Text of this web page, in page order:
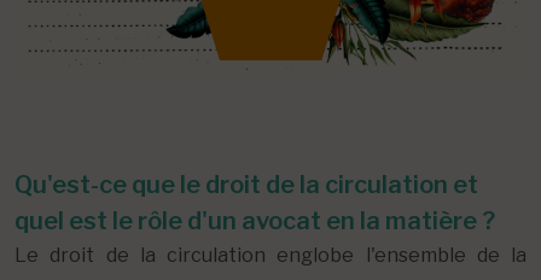
Qu'est-ce que le droit de la circulation et
quel est le rôle d'un avocat en la matière ?
Le droit de la circulation englobe l'ensemble de la